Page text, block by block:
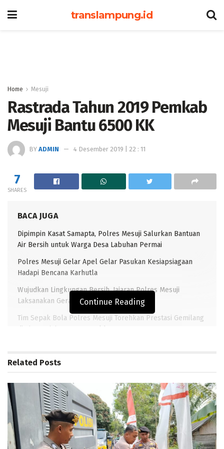
translampung.id
Home Mesuji
Rastrada Tahun 2019 Pemkab
Mesuji Bantu 6500 KK
BY ADMIN 4 Desember 2019 | 22 : 11
7
SHARES
BACA JUGA
Dipimpin Kasat Samapta, Polres Mesuji Salurkan Bantuan
Air Bersih untuk Warga Desa Labuhan Permai
Polres Mesuji Gelar Apel Gelar Pasukan Kesiapsiagaan
Hadapi Bencana Karhutla
Wujudkan Lingkungan Bersih, Jajaran Polres Mesuji
Laksanakan Gerakan Indonesia Asri
Tim Sepak Bola Polres Mesuji Torehkan Prestasi Gemilang
di Ajang Mini Soccer Kapolda Lampung 2026
MESUJI– Pemerintah Kabupaten (Pemkab) Mesuji terus
Setidaknya, pada tahun 2019 sebanyak 6500
masyarakat miskin mendapat bantuan beras sejahtera
daerah (Rastrada) yang diberikan sebanyak kg
perbulan selama satu tahun.
Kepala Bagian (Kabag) Kesejahteraan masyarakat
Continue Reading
Related Posts